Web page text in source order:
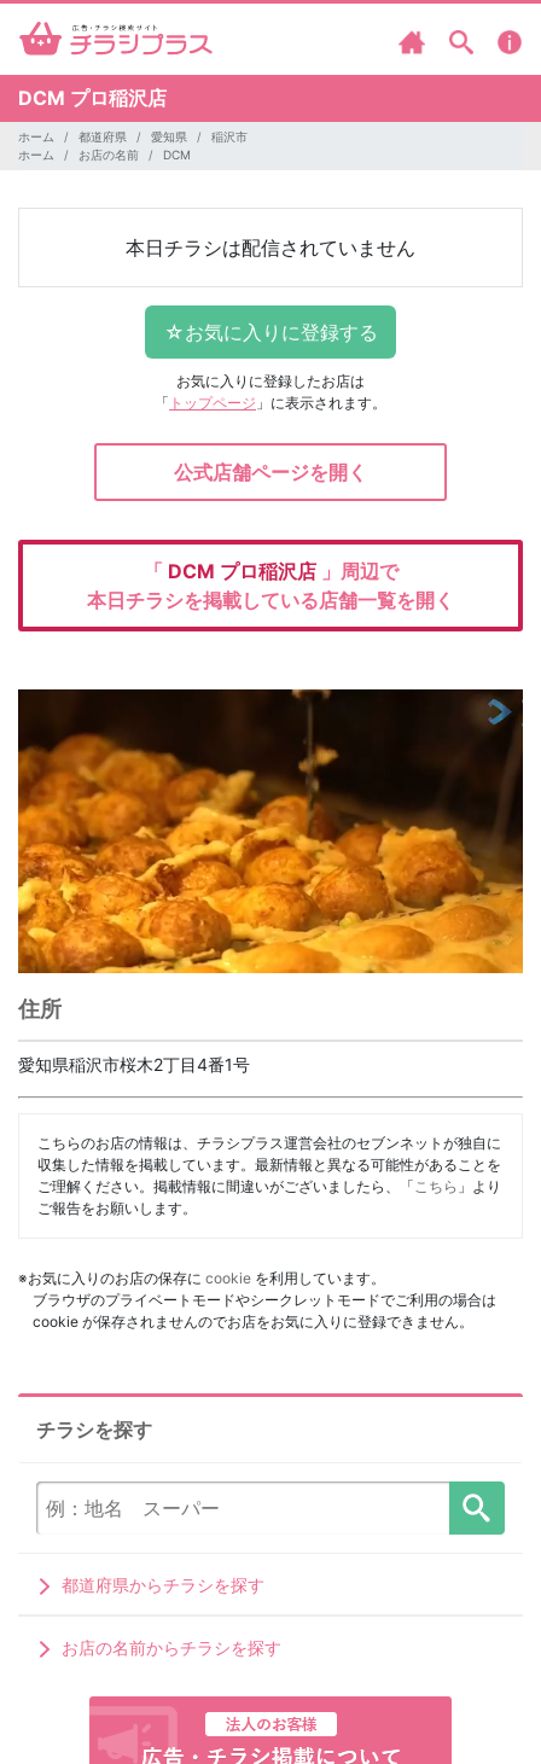
DCM プロ稲沢店
ホーム 都道府県 愛知県
稲沢市
ホーム
お店の名前 DCM
本日チラシは配信されていません
お気に入りに登録したお店は
「 トップページ 」に表示されます。
公式店舗ページを開く
「 DCM プロ稲沢店 」周辺で
本日チラシを掲載している店舗一覧を開く
住所
愛知県稲沢市桜木2丁目4番1号
こちらのお店の情報は、チラシプラス運営会社のセブンネットが独自に
収集した情報を掲載しています。最新情報と異なる可能性があることを
ご理解ください。掲載情報に間違いがございましたら、「 こちら 」より
ご報告をお願いします。
※お気に入りのお店の保存に cookie を利用しています。
ブラウザのプライベートモードやシークレットモードでご利用の場合は
cookie が保存されませんのでお店をお気に入りに登録できません。
チラシを探す
都道府県からチラシを探す
お店の名前からチラシを探す